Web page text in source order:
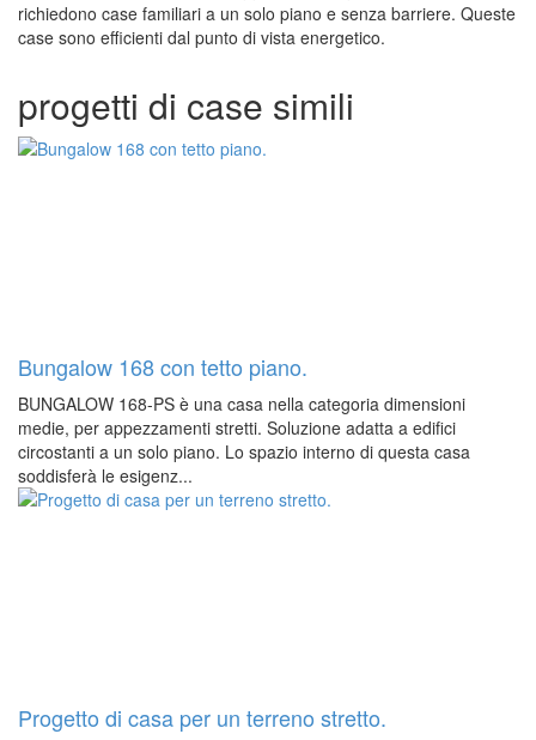
richiedono case familiari a un solo piano e senza barriere. Queste
case sono efficienti dal punto di vista energetico.
progetti di case simili
Bungalow 168 con tetto piano.
BUNGALOW 168-PS è una casa nella categoria dimensioni
medie, per appezzamenti stretti. Soluzione adatta a edifici
circostanti a un solo piano. Lo spazio interno di questa casa
soddisferà le esigenz...
Progetto di casa per un terreno stretto.